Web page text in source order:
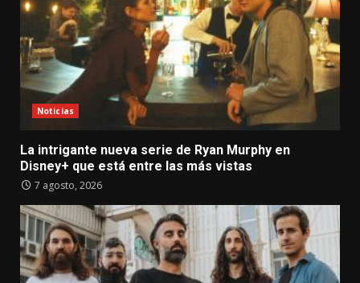
Noticias
La intrigante nueva serie de Ryan Murphy en
Disney+ que está entre las más vistas
7 agosto, 2026